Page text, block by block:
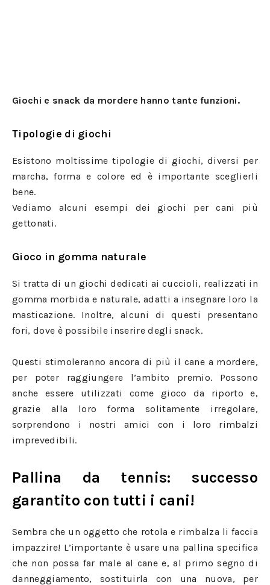
Giochi e snack da mordere hanno tante funzioni.
Tipologie di giochi
Esistono moltissime tipologie di giochi, diversi per
marcha, forma e colore ed è importante sceglierli
bene.
Vediamo alcuni esempi dei giochi per cani più
gettonati.
Gioco in gomma naturale
Si tratta di un giochi dedicati ai cuccioli, realizzati in
gomma morbida e naturale, adatti a insegnare loro la
masticazione. Inoltre, alcuni di questi presentano
fori, dove è possibile inserire degli snack.
Questi stimoleranno ancora di più il cane a mordere,
per poter raggiungere l’ambito premio. Possono
anche essere utilizzati come gioco da riporto e,
grazie alla loro forma solitamente irregolare,
sorprendono i nostri amici con i loro rimbalzi
imprevedibili.
Pallina da tennis: successo
garantito con tutti i cani!
Sembra che un oggetto che rotola e rimbalza li faccia
impazzire! L’importante è usare una pallina specifica
che non possa far male al cane e, al primo segno di
danneggiamento, sostituirla con una nuova, per